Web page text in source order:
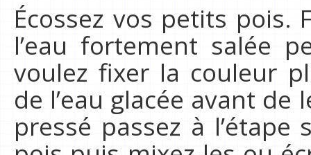
Écossez vos petits pois.
l’eau fortement salée
voulez fixer la couleur
de l’eau glacée avant
pressé passez à